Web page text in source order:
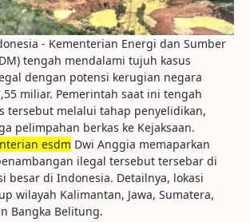
- Kementerian Energi dan Sumber
tengah mendalami tujuh kasus
dengan potensi kerugian negara
miliar. Pemerintah saat ini tengah
tersebut melalui tahap penyelidikan,
pelimpahan berkas ke Kejaksaan.
esdm Dwi Anggia memaparkan
ilegal tersebut tersebar di
besar di Indonesia. Detailnya, lokasi
wilayah Kalimantan, Jawa, Sumatera,
Bangka Belitung.